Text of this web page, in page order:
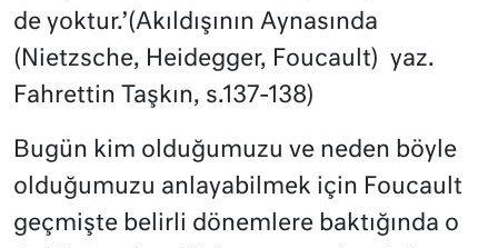
de yoktur.’(Akıldışının Aynasında
(Nietzsche, Heidegger, Foucault) yaz.
Fahrettin Taşkın, s.137-138)
Bugün kim olduğumuzu ve neden böyle
olduğumuzu anlayabilmek için Foucault
geçmişte belirli dönemlere baktığında o